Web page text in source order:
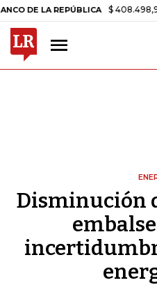
REPÚBLICA $ 408.498,97 +$
Disminución